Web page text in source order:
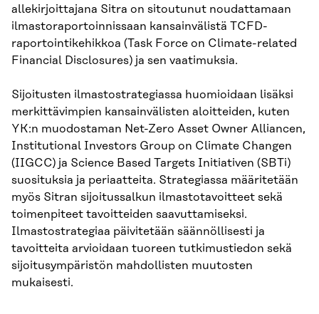
allekirjoittajana Sitra on sitoutunut noudattamaan
ilmastoraportoinnissaan kansainvälistä TCFD-
raportointikehikkoa (Task Force on Climate-related
Financial Disclosures) ja sen vaatimuksia.
Sijoitusten ilmastostrategiassa huomioidaan lisäksi
merkittävimpien kansainvälisten aloitteiden, kuten
YK:n muodostaman Net-Zero Asset Owner Alliancen,
Institutional Investors Group on Climate Changen
(IIGCC) ja Science Based Targets Initiativen (SBTi)
suosituksia ja periaatteita. Strategiassa määritetään
myös Sitran sijoitussalkun ilmastotavoitteet sekä
toimenpiteet tavoitteiden saavuttamiseksi.
Ilmastostrategiaa päivitetään säännöllisesti ja
tavoitteita arvioidaan tuoreen tutkimustiedon sekä
sijoitusympäristön mahdollisten muutosten
mukaisesti.